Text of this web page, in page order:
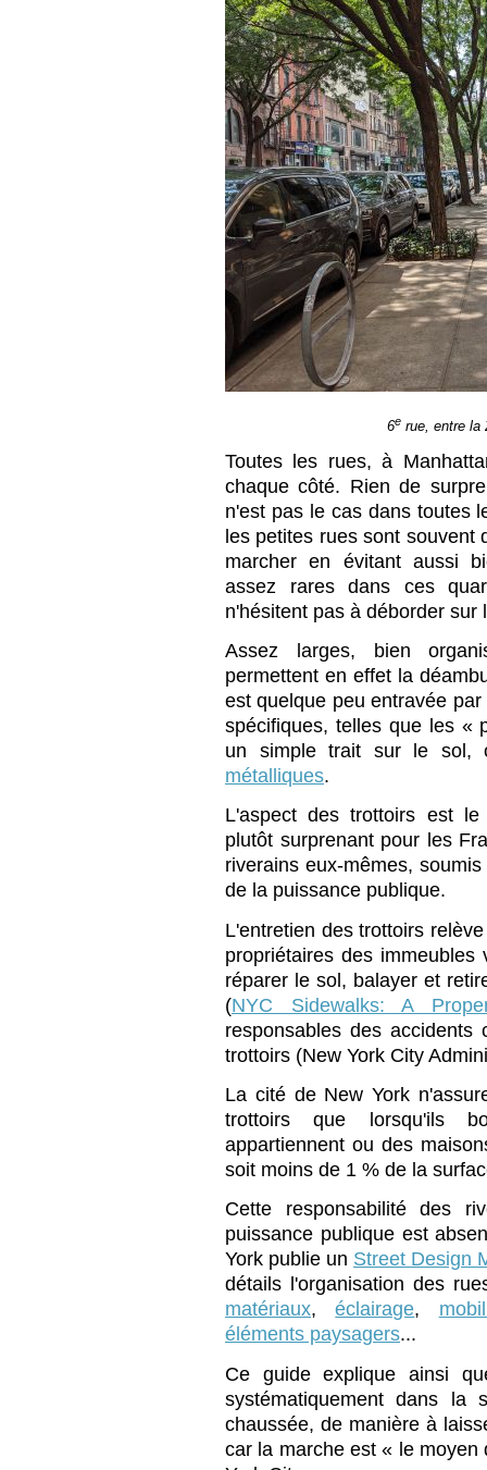
6e rue, entre la
Toutes les rues, à
chaque côté. Rien de
n'est pas le cas dans toutes
les petites rues sont souvent
marcher en évitant aussi
assez rares dans ces
n'hésitent pas à déborder sur
Assez larges, bien
permettent en effet la
est quelque peu entravée
spécifiques, telles que les «
un simple trait sur le sol,
métalliques.
L'aspect des trottoirs est
plutôt surprenant pour les
riverains eux-mêmes,
de la puissance publique.
L'entretien des trottoirs
propriétaires des
réparer le sol, balayer et
(NYC Sidewalks: A
responsables des
trottoirs (New York City
La cité de New York
trottoirs que lorsqu'ils
appartiennent ou des
soit moins de 1 % de la
Cette responsabilité des
puissance publique est
York publie un Street Design
détails l'organisation des
matériaux,éclairage,
éléments paysagers...
Ce guide explique ainsi
systématiquement dans
chaussée, de manière à
car la marche est « le